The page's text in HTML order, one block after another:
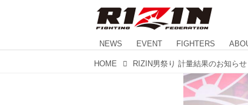
NEWS EVENT FIGHTERS
HOME RIZIN男祭り 計量結果のお知らせ